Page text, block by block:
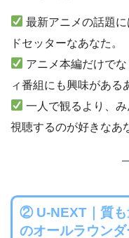
最新アニメの話題
ドセッターなあなた。
アニメ本編だけで
ィ番組にも興味がある
一人で観るより、
視聴するのが好きなあ
② U-NEXT｜質も
のオールラウンダ